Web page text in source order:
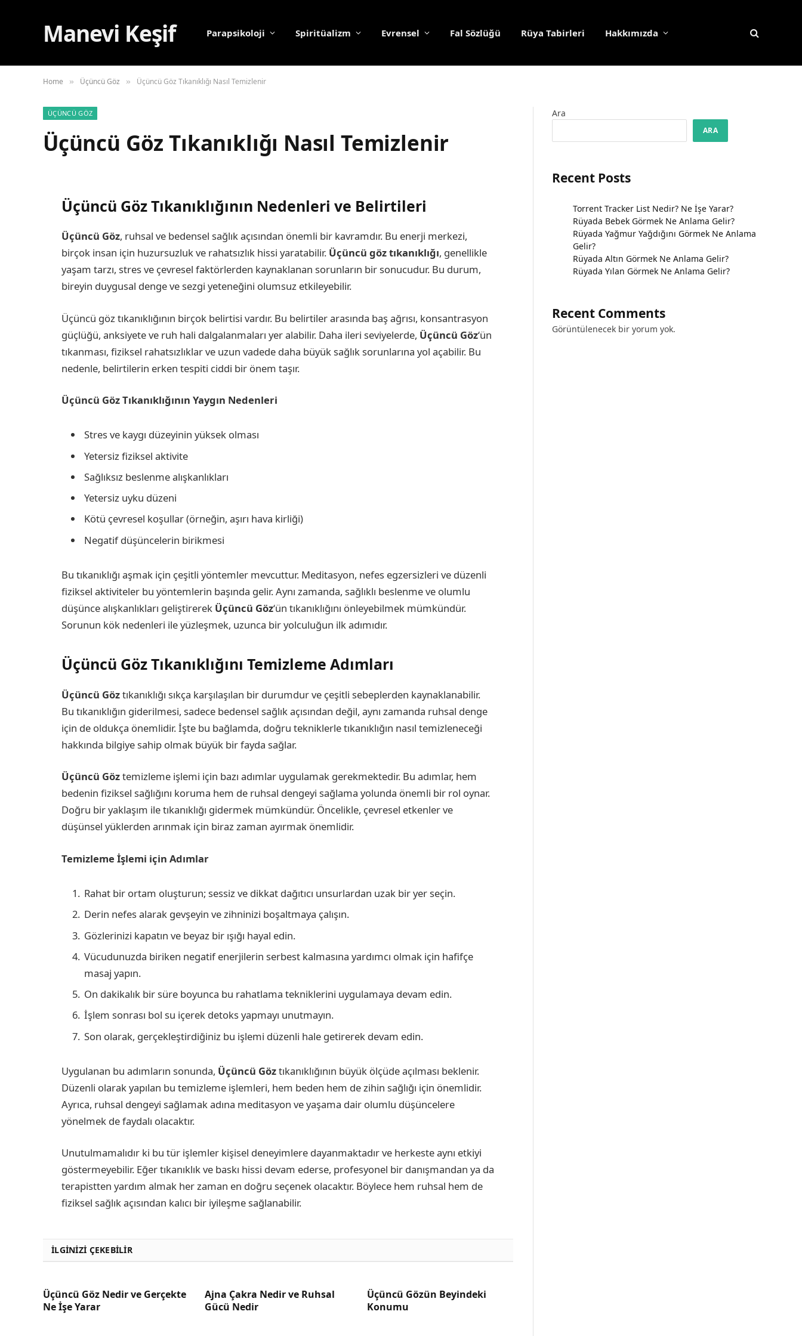
Manevi Keşif Parapsikoloji Spiritüalizm Evrensel Fal Sözlüğü Rüya Tabirleri Hakkımızda
Home » Üçüncü Göz » Üçüncü Göz Tıkanıklığı Nasıl Temizlenir
ÜÇÜNCÜ GÖZ
Üçüncü Göz Tıkanıklığı Nasıl Temizlenir
Üçüncü Göz Tıkanıklığının Nedenleri ve Belirtileri
Üçüncü Göz, ruhsal ve bedensel sağlık açısından önemli bir kavramdır. Bu enerji merkezi,
birçok insan için huzursuzluk ve rahatsızlık hissi yaratabilir. Üçüncü göz tıkanıklığı, genellikle
yaşam tarzı, stres ve çevresel faktörlerden kaynaklanan sorunların bir sonucudur. Bu durum,
bireyin duygusal denge ve sezgi yeteneğini olumsuz etkileyebilir.
Üçüncü göz tıkanıklığının birçok belirtisi vardır. Bu belirtiler arasında baş ağrısı, konsantrasyon
güçlüğü, anksiyete ve ruh hali dalgalanmaları yer alabilir. Daha ileri seviyelerde, Üçüncü Göz‘ün
tıkanması, fiziksel rahatsızlıklar ve uzun vadede daha büyük sağlık sorunlarına yol açabilir. Bu
nedenle, belirtilerin erken tespiti ciddi bir önem taşır.
Üçüncü Göz Tıkanıklığının Yaygın Nedenleri
Stres ve kaygı düzeyinin yüksek olması
Yetersiz fiziksel aktivite
Sağlıksız beslenme alışkanlıkları
Yetersiz uyku düzeni
Kötü çevresel koşullar (örneğin, aşırı hava kirliği)
Negatif düşüncelerin birikmesi
Bu tıkanıklığı aşmak için çeşitli yöntemler mevcuttur. Meditasyon, nefes egzersizleri ve düzenli
fiziksel aktiviteler bu yöntemlerin başında gelir. Aynı zamanda, sağlıklı beslenme ve olumlu
düşünce alışkanlıkları geliştirerek Üçüncü Göz‘ün tıkanıklığını önleyebilmek mümkündür.
Sorunun kök nedenleri ile yüzleşmek, uzunca bir yolculuğun ilk adımıdır.
Üçüncü Göz Tıkanıklığını Temizleme Adımları
Üçüncü Göztıkanıklığı sıkça karşılaşılan bir durumdur ve çeşitli sebeplerden kaynaklanabilir.
Bu tıkanıklığın giderilmesi, sadece bedensel sağlık açısından değil, aynı zamanda ruhsal denge
için de oldukça önemlidir. İşte bu bağlamda, doğru tekniklerle tıkanıklığın nasıl temizleneceği
hakkında bilgiye sahip olmak büyük bir fayda sağlar.
Üçüncü Göztemizleme işlemi için bazı adımlar uygulamak gerekmektedir. Bu adımlar, hem
bedenin fiziksel sağlığını koruma hem de ruhsal dengeyi sağlama yolunda önemli bir rol oynar.
Doğru bir yaklaşım ile tıkanıklığı gidermek mümkündür. Öncelikle, çevresel etkenler ve
düşünsel yüklerden arınmak için biraz zaman ayırmak önemlidir.
Temizleme İşlemi için Adımlar
Rahat bir ortam oluşturun; sessiz ve dikkat dağıtıcı unsurlardan uzak bir yer seçin.
Derin nefes alarak gevşeyin ve zihninizi boşaltmaya çalışın.
Gözlerinizi kapatın ve beyaz bir ışığı hayal edin.
Vücudunuzda biriken negatif enerjilerin serbest kalmasına yardımcı olmak için hafifçe
masaj yapın.
On dakikalık bir süre boyunca bu rahatlama tekniklerini uygulamaya devam edin.
İşlem sonrası bol su içerek detoks yapmayı unutmayın.
Son olarak, gerçekleştirdiğiniz bu işlemi düzenli hale getirerek devam edin.
Uygulanan bu adımların sonunda, Üçüncü Göztıkanıklığının büyük ölçüde açılması beklenir.
Düzenli olarak yapılan bu temizleme işlemleri, hem beden hem de zihin sağlığı için önemlidir.
Ayrıca, ruhsal dengeyi sağlamak adına meditasyon ve yaşama dair olumlu düşüncelere
yönelmek de faydalı olacaktır.
Unutulmamalıdır ki bu tür işlemler kişisel deneyimlere dayanmaktadır ve herkeste aynı etkiyi
göstermeyebilir. Eğer tıkanıklık ve baskı hissi devam ederse, profesyonel bir danışmandan ya da
terapistten yardım almak her zaman en doğru seçenek olacaktır. Böylece hem ruhsal hem de
fiziksel sağlık açısından kalıcı bir iyileşme sağlanabilir.
İLGINIZI ÇEKEBILIR
Üçüncü Göz Nedir ve Gerçekte
Ne İşe Yarar
Ajna Çakra Nedir ve Ruhsal
Gücü Nedir
Üçüncü Gözün Beyindeki
Konumu
Ara
ARA
Recent Posts
Torrent Tracker List Nedir? Ne İşe Yarar?
Rüyada Bebek Görmek Ne Anlama Gelir?
Rüyada Yağmur Yağdığını Görmek Ne Anlama
Gelir?
Rüyada Altın Görmek Ne Anlama Gelir?
Rüyada Yılan Görmek Ne Anlama Gelir?
Recent Comments
Görüntülenecek bir yorum yok.